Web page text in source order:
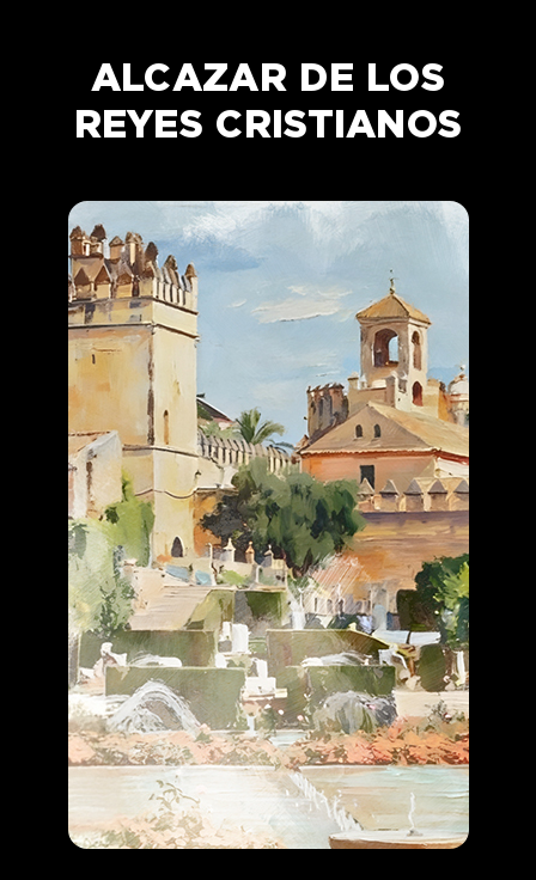
ALCAZAR DE LOS
REYES CRISTIANOS